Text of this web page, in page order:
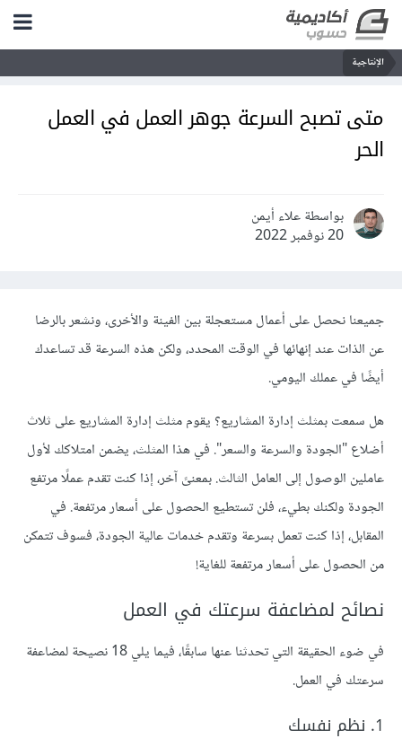
الإنتاجية
متى تصبح السرعة جوهر العمل في العمل
الحر
بواسطة علاء أيمن
20 نوفمبر 2022
جميعنا نحصل على أعمال مستعجلة بين الفينة والأخرى، ونشعر بالرضا
عن الذات عند إنهائها في الوقت المحدد، ولكن هذه السرعة قد تساعدك
أيضًا في عملك اليومي.
هل سمعت بمثلث إدارة المشاريع؟ يقوم مثلث إدارة المشاريع على ثلاث
أضلاع "الجودة والسرعة والسعر". في هذا المثلث، يضمن امتلاكك لأول
عاملين الوصول إلى العامل الثالث. بمعنىً آخر، إذا كنت تقدم عملًا مرتفع
الجودة ولكنك بطيء، فلن تستطيع الحصول على أسعار مرتفعة. في
المقابل، إذا كنت تعمل بسرعة وتقدم خدمات عالية الجودة، فسوف تتمكن
من الحصول على أسعار مرتفعة للغاية!
نصائح لمضاعفة سرعتك في العمل
في ضوء الحقيقة التي تحدثنا عنها سابقًا، فيما يلي 18 نصيحة لمضاعفة
سرعتك في العمل.
1. نظم نفسك